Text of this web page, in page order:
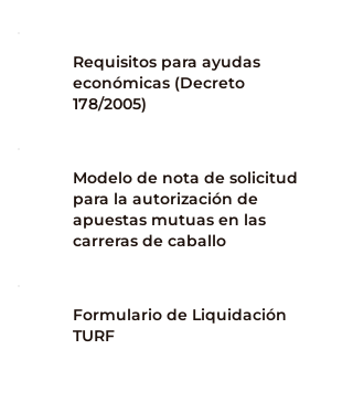
Requisitos para ayudas
económicas (Decreto
178/2005)
Modelo de nota de solicitud
para la autorización de
apuestas mutuas en las
carreras de caballo
Formulario de Liquidación
TURF